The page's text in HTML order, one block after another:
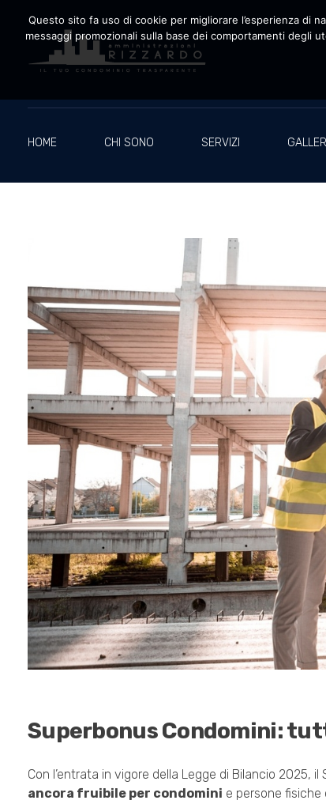
HOME CHI SONO SERVIZI
Superbonus Condomini:
Con l’entrata in vigore della Legge di Bilancio
ancora fruibile per condomini e persone
Questo sito fa uso di cookie per migliorare l’esperienza di
messaggi promozionali sulla base dei comportamenti degli